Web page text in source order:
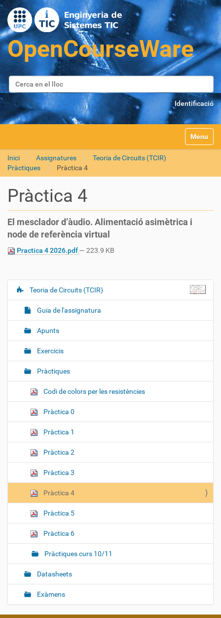
Cerca
Cerca avançada…
Identificació
Toggle
Inici Assignatures
Teoria de Circuits (TCIR)
Pràctiques
Pràctica 4
Pràctica 4
El mesclador d’àudio. Alimentació asimètrica i
node de referència virtual
Practica 4 2026.pdf— 223.9 KB
N
g
i
Teoria de Circuits (TCIR)
Guia de l'assignatura
Apunts
Exercicis
Pràctiques
Codi de colors per les resistències
Pràctica 0
Pràctica 1
Pràctica 2
Pràctica 3
Pràctica 4
Pràctica 5
Pràctica 6
Pràctiques curs 10/11
Datasheets
Exàmens